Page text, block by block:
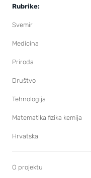
Rubrike:
Svemir
Medicina
Priroda
Društvo
Tehnologija
Matematika fizika kemija
Hrvatska
O projektu